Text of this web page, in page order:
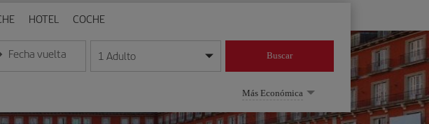
HOTEL COCHE
día/mes/año
Fecha vuelta
la fecha en formato día/mes/año
1 Adulto Buscar
Más Económica